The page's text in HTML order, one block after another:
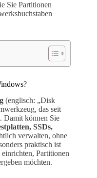
Sie Partitionen
(englisch: „Disk
das seit
Damit können Sie
SSDs,
verwalten, ohne
praktisch ist
Partitionen
möchten.